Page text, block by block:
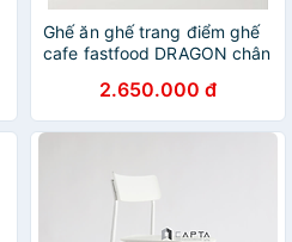
Ghế ăn ghế trang điểm ghế
cafe fastfood DRAGON chân
Dragon tiêu chuẩn Châu Âu
ở HCM
2.650.000 đ